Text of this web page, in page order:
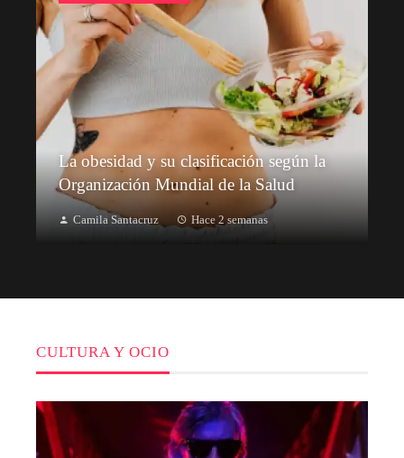
La obesidad y su clasificación según la
Organización Mundial de la Salud
Camila Santacruz Hace 2 semanas
CULTURA Y OCIO